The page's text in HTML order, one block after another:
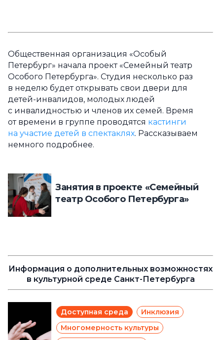
Общественная организация «Особый
Петербург» начала проект «Семейный театр
Особого Петербурга». Студия несколько раз
в неделю будет открывать свои двери для
детей-инвалидов, молодых людей
с инвалидностью и членов их семей. Время
от времени в группе проводятся кастинги
на участие детей в спектаклях. Рассказываем
немного подробнее.
Занятия в проекте «Семейный
театр Особого Петербурга»
Информация о дополнительных возможностях
в культурной среде Санкт-Петербурга
Доступная среда
Инклюзия
Многомерность культуры